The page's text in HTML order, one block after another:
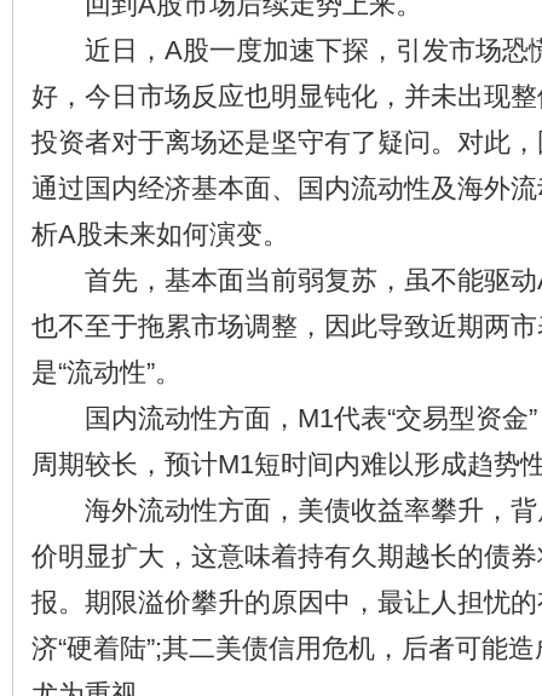
近日，A股一度加速下探，引发市场恐
好，今日市场反应也明显钝化，并未出现
投资者对于离场还是坚守有了疑问。对此
通过国内经济基本面、国内流动性及海外
析A股未来如何演变。
首先，基本面当前弱复苏，虽不能驱动
也不至于拖累市场调整，因此导致近期两
是“流动性”。
国内流动性方面，M1代表“交易型资金”
周期较长，预计M1短时间内难以形成趋势
海外流动性方面，美债收益率攀升，背
价明显扩大，这意味着持有久期越长的债
报。期限溢价攀升的原因中，最让人担忧
济“硬着陆”;其二美债信用危机，后者可能